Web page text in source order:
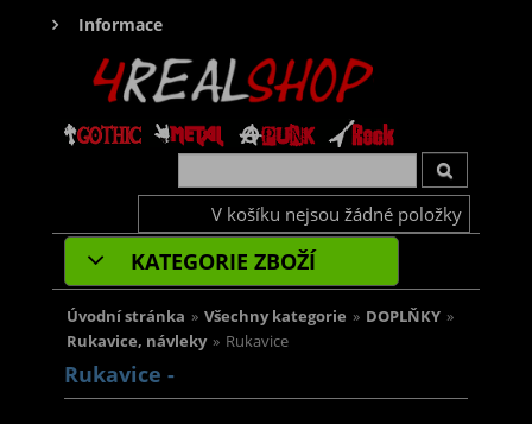
Informace
V košíku nejsou žádné položky
KATEGORIE ZBOŽÍ
Úvodní stránka » Všechny kategorie » DOPLŇKY »
Rukavice, návleky » Rukavice
Rukavice -